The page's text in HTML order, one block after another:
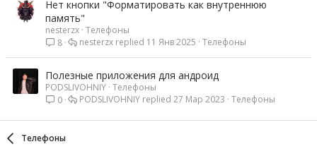
Нет кнопки "Форматировать как внутреннюю
память"
nesterzx Телефоны
8
Телефоны
11 Янв 2025
nesterzx
Полезные приложения для андроид
PODSLIVOHNIY Телефоны
0
Телефоны
27 Мар 2023
PODSLIVOHNIY
Телефоны